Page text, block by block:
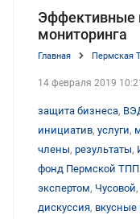
Эффективные
мониторинга
Главная Пермская
14 февраля 2019
защита бизнеса,
инициатив, услуги,
члены, результаты,
фонд Пермской ТПП
экспертом, Чусовой,
дискуссия,